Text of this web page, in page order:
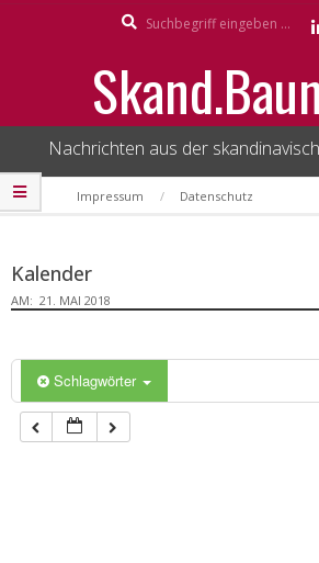
Nachrichten aus der
Secondary
Navigation
Impressum Datenschutz
Kalender
AM: 21. MAI 2018
Schlagwörter